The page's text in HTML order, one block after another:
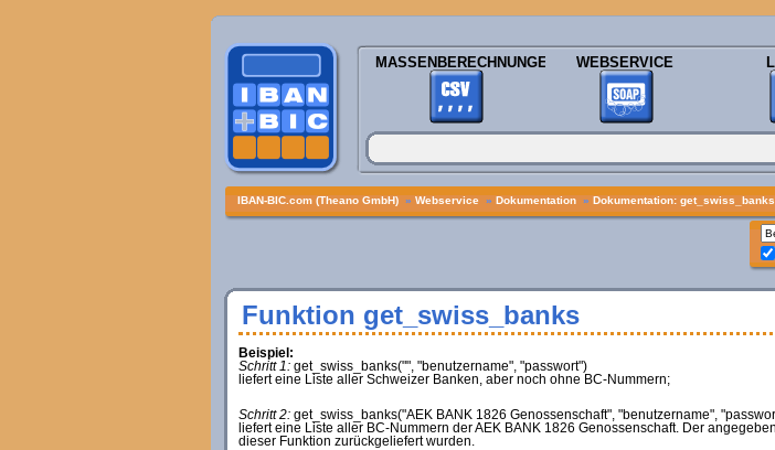
MASSENBERECHNUNGEN WEBSERVICE
IBAN-BIC.com (Theano GmbH) » Webservice » Dokumentation » Dokumentation: get_swiss_banks
Funktion get_swiss_banks
Beispiel:
Schritt 1:get_swiss_banks("", "benutzername", "passwort")
liefert eine Liste aller Schweizer Banken, aber noch ohne BC-Nummern;
Schritt 2:get_swiss_banks("AEK BANK 1826 Genossenschaft", "benutzername",
liefert eine Liste aller BC-Nummern der AEK BANK 1826 Genossenschaft. Der
dieser Funktion zurückgeliefert wurden.